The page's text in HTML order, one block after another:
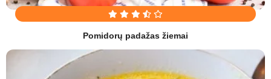
Pomidorų padažas žiemai